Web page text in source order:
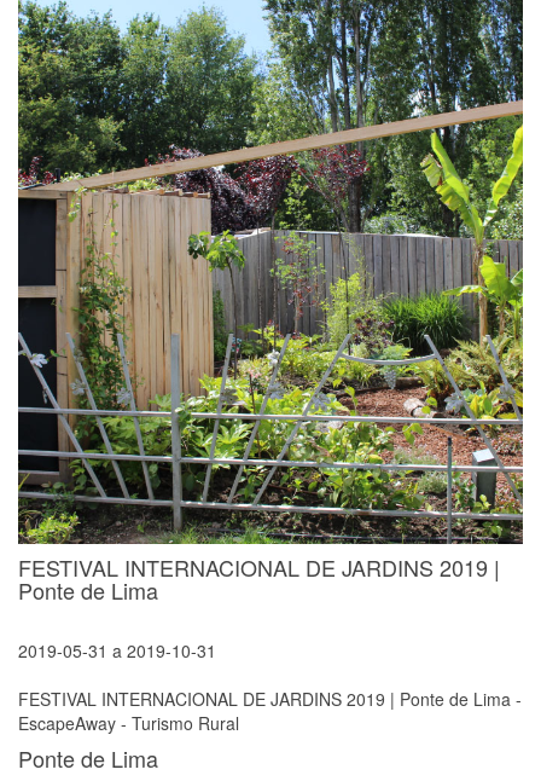
FESTIVAL INTERNACIONAL DE JARDINS 2019 |
Ponte de Lima
2019-05-31 a 2019-10-31
FESTIVAL INTERNACIONAL DE JARDINS 2019 | Ponte de Lima -
EscapeAway - Turismo Rural
Ponte de Lima